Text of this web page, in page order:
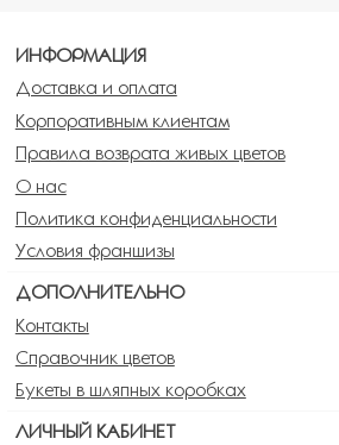
ИНФОРМАЦИЯ
Доставка и оплата
Корпоративным клиентам
Правила возврата живых цветов
О нас
Политика конфиденциальности
Условия франшизы
ДОПОЛНИТЕЛЬНО
Контакты
Справочник цветов
Букеты в шляпных коробках
ЛИЧНЫЙ КАБИНЕТ